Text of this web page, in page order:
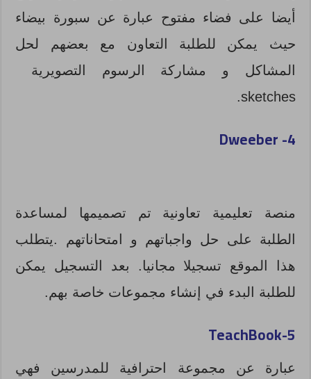
أيضا على فضاء مفتوح عبارة عن سبورة بيضاء
حيث يمكن للطلبة التعاون مع بعضهم لحل
المشاكل و مشاركة الرسوم التصويرية
sketches.
4-
Dweeber
منصة تعليمية تعاونية تم تصميمها لمساعدة
الطلبة على حل واجباتهم و امتحاناتهم .يتطلب
هذا الموقع تسجيلا مجانيا. بعد التسجيل يمكن
للطلبة البدء في إنشاء مجموعات خاصة بهم.
5-TeachBook
عبارة عن مجموعة احترافية للمدرسين فهي